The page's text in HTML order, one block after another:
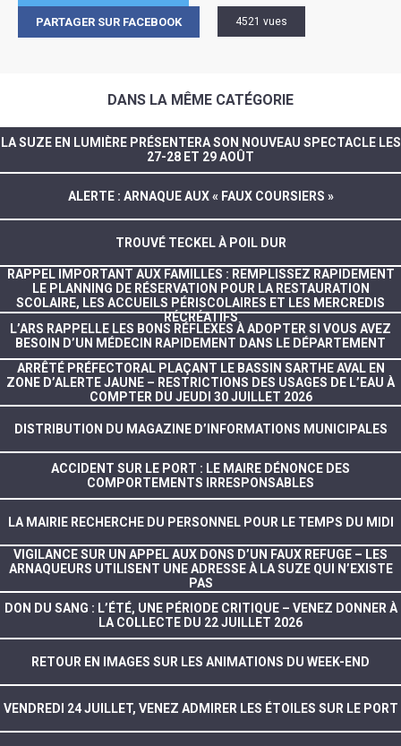
PARTAGER SUR FACEBOOK 4521 vues
DANS LA MÊME CATÉGORIE
LA SUZE EN LUMIÈRE PRÉSENTERA SON NOUVEAU SPECTACLE LES
27-28 ET 29 AOÛT
ALERTE : ARNAQUE AUX « FAUX COURSIERS »
TROUVÉ TECKEL À POIL DUR
RAPPEL IMPORTANT AUX FAMILLES : REMPLISSEZ RAPIDEMENT
LE PLANNING DE RÉSERVATION POUR LA RESTAURATION
SCOLAIRE, LES ACCUEILS PÉRISCOLAIRES ET LES MERCREDIS
RÉCRÉATIFS
L’ARS RAPPELLE LES BONS RÉFLEXES À ADOPTER SI VOUS AVEZ
BESOIN D’UN MÉDECIN RAPIDEMENT DANS LE DÉPARTEMENT
ARRÊTÉ PRÉFECTORAL PLAÇANT LE BASSIN SARTHE AVAL EN
ZONE D’ALERTE JAUNE – RESTRICTIONS DES USAGES DE L’EAU À
COMPTER DU JEUDI 30 JUILLET 2026
DISTRIBUTION DU MAGAZINE D’INFORMATIONS MUNICIPALES
ACCIDENT SUR LE PORT : LE MAIRE DÉNONCE DES
COMPORTEMENTS IRRESPONSABLES
LA MAIRIE RECHERCHE DU PERSONNEL POUR LE TEMPS DU MIDI
VIGILANCE SUR UN APPEL AUX DONS D’UN FAUX REFUGE – LES
ARNAQUEURS UTILISENT UNE ADRESSE À LA SUZE QUI N’EXISTE
PAS
DON DU SANG : L’ÉTÉ, UNE PÉRIODE CRITIQUE – VENEZ DONNER À
LA COLLECTE DU 22 JUILLET 2026
RETOUR EN IMAGES SUR LES ANIMATIONS DU WEEK-END
VENDREDI 24 JUILLET, VENEZ ADMIRER LES ÉTOILES SUR LE PORT